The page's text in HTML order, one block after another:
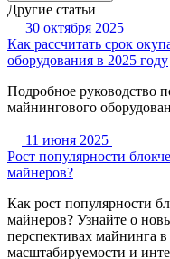
Другие статьи
30 октября 2025
Как рассчитать срок
оборудования в 2025 году
Подробное руководство
майнингового
11 июня 2025
Рост популярности
майнеров?
Как рост популярности
майнеров? Узнайте о
перспективах майнинга
масштабируемости и